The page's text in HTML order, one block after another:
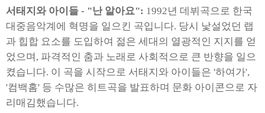
서태지와 아이들 - "난 알아요": 1992년 데뷔곡으로 한국
대중음악계에 혁명을 일으킨 곡입니다. 당시 낯설었던 랩
과 힙합 요소를 도입하여 젊은 세대의 열광적인 지지를 얻
었으며, 파격적인 춤과 노래로 사회적으로 큰 반향을 일으
켰습니다. 이 곡을 시작으로 서태지와 아이들은 '하여가',
'컴백홈' 등 수많은 히트곡을 발표하며 문화 아이콘으로 자
리매김했습니다.